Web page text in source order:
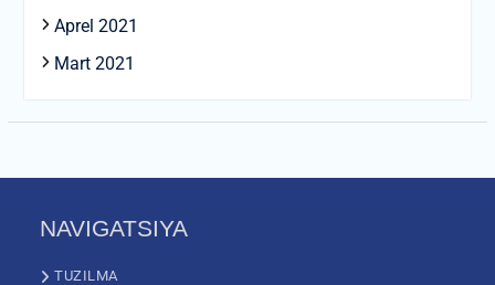
Aprel 2021
Mart 2021
NAVIGATSIYA
TUZILMA